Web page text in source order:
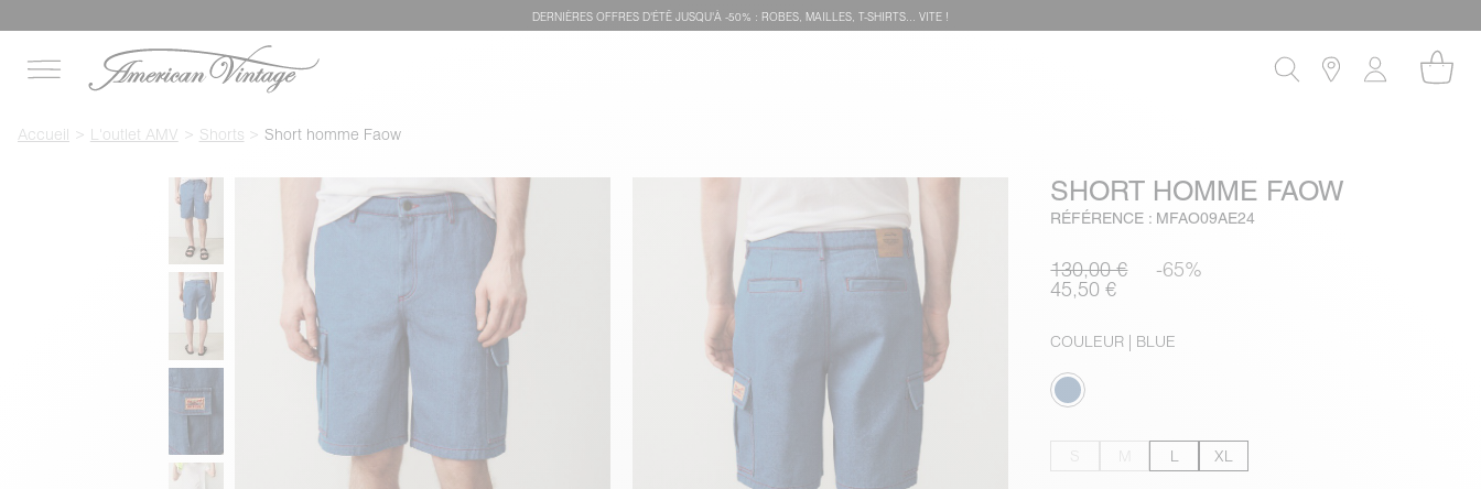
DERNIÈRES OFFRES D'ÉTÊ JUSQU'À -50% : ROBES, MAILLES, T-SHIRTS... VITE !
Accueil L'outlet AMV Shorts Short homme Faow
SHORT HOMME FAOW
RÉFÉRENCE : MFAO09AE24
130,00 € -65%
45,50 €
COULEUR | BLUE
L XL